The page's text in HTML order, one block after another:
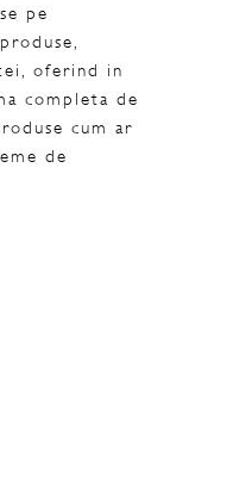
pe
oferind in
completa de
cum ar
de